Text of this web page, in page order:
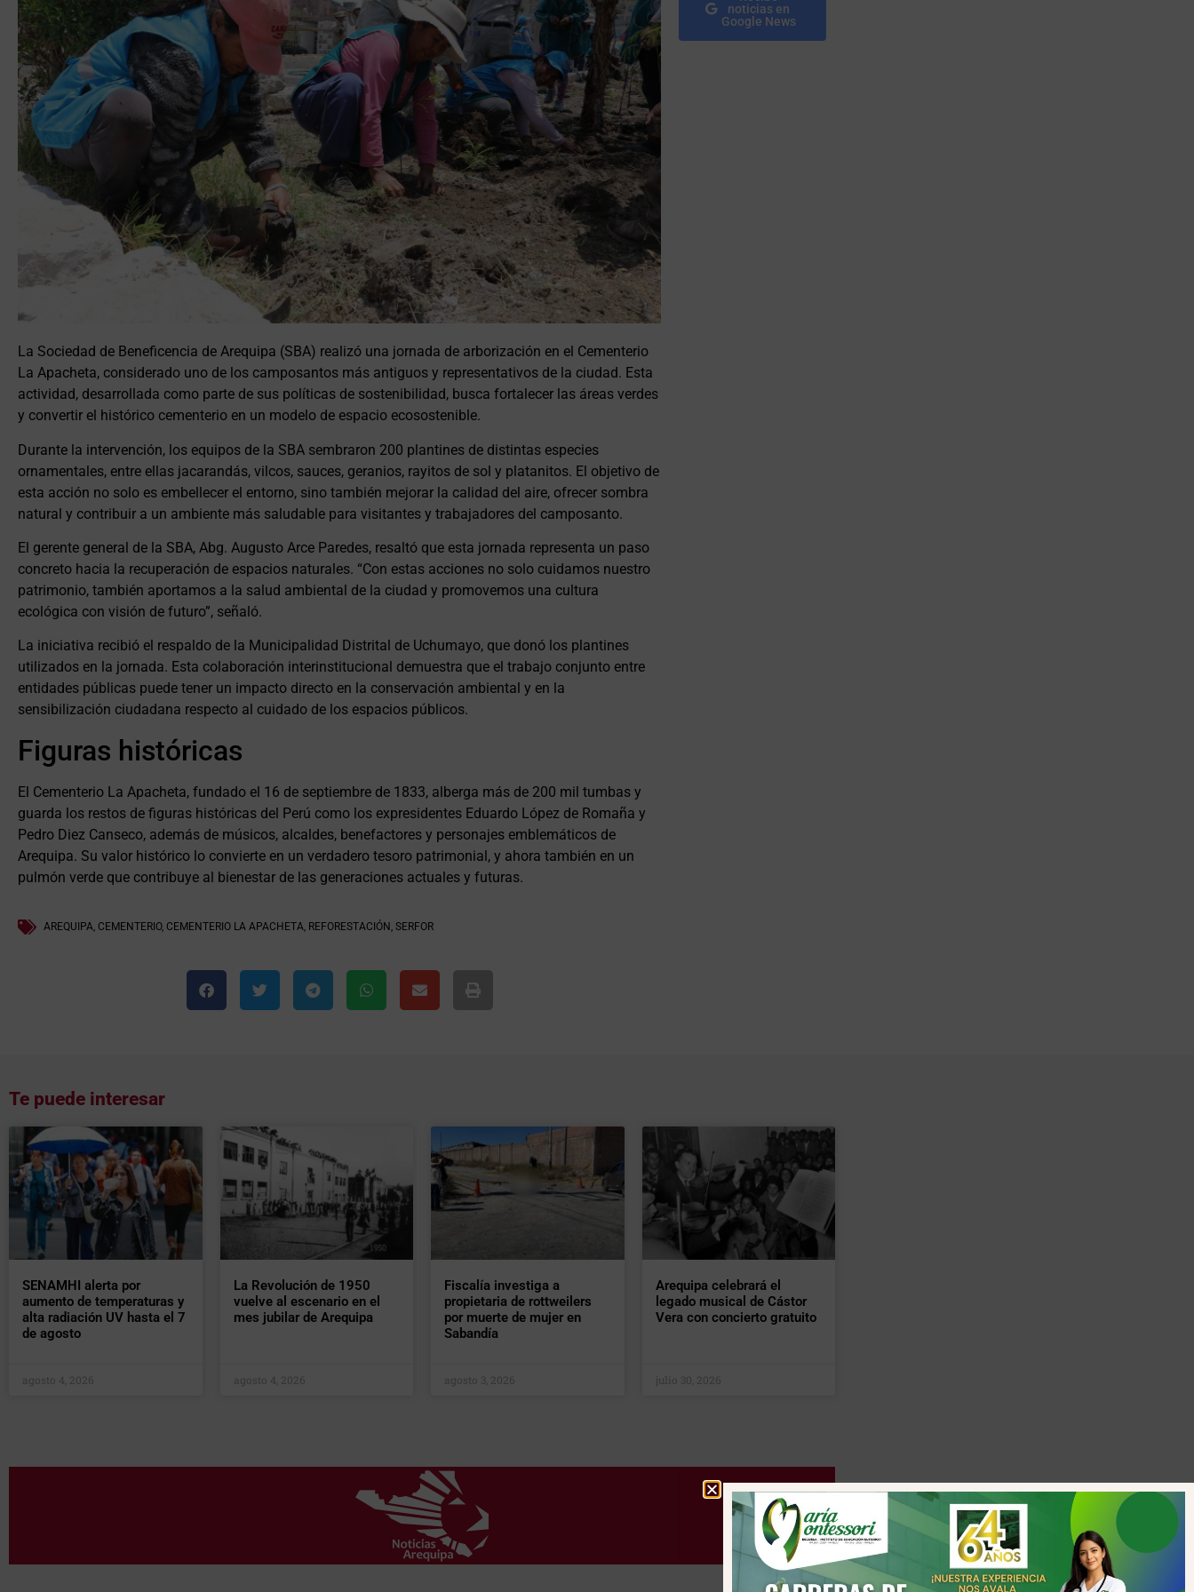
La Sociedad de Beneficencia de Arequipa (SBA) realizó una jornada de arborización en el Cementerio
La Apacheta, considerado uno de los camposantos más antiguos y representativos de la ciudad. Esta
actividad, desarrollada como parte de sus políticas de sostenibilidad, busca fortalecer las áreas verdes
y convertir el histórico cementerio en un modelo de espacio ecosostenible.
Durante la intervención, los equipos de la SBA sembraron 200 plantines de distintas especies
ornamentales, entre ellas jacarandás, vilcos, sauces, geranios, rayitos de sol y platanitos. El objetivo de
esta acción no solo es embellecer el entorno, sino también mejorar la calidad del aire, ofrecer sombra
natural y contribuir a un ambiente más saludable para visitantes y trabajadores del camposanto.
El gerente general de la SBA, Abg. Augusto Arce Paredes, resaltó que esta jornada representa un paso
concreto hacia la recuperación de espacios naturales. “Con estas acciones no solo cuidamos nuestro
patrimonio, también aportamos a la salud ambiental de la ciudad y promovemos una cultura
ecológica con visión de futuro”, señaló.
La iniciativa recibió el respaldo de la Municipalidad Distrital de Uchumayo, que donó los plantines
utilizados en la jornada. Esta colaboración interinstitucional demuestra que el trabajo conjunto entre
entidades públicas puede tener un impacto directo en la conservación ambiental y en la
sensibilización ciudadana respecto al cuidado de los espacios públicos.
Figuras históricas
El Cementerio La Apacheta, fundado el 16 de septiembre de 1833, alberga más de 200 mil tumbas y
guarda los restos de figuras históricas del Perú como los expresidentes Eduardo López de Romaña y
Pedro Diez Canseco, además de músicos, alcaldes, benefactores y personajes emblemáticos de
Arequipa. Su valor histórico lo convierte en un verdadero tesoro patrimonial, y ahora también en un
pulmón verde que contribuye al bienestar de las generaciones actuales y futuras.
AREQUIPA, CEMENTERIO, CEMENTERIO LA APACHETA, REFORESTACIÓN , SERFOR
noticias en
Google News
Te puede interesar
SENAMHI alerta por
aumento de temperaturas y
alta radiación UV hasta el 7
de agosto
agosto 4, 2026
La Revolución de 1950
vuelve al escenario en el
mes jubilar de Arequipa
agosto 4, 2026
Fiscalía investiga a
propietaria de rottweilers
por muerte de mujer en
Sabandía
agosto 3, 2026
Arequipa celebrará el
legado musical de Cástor
Vera con concierto gratuito
julio 30, 2026